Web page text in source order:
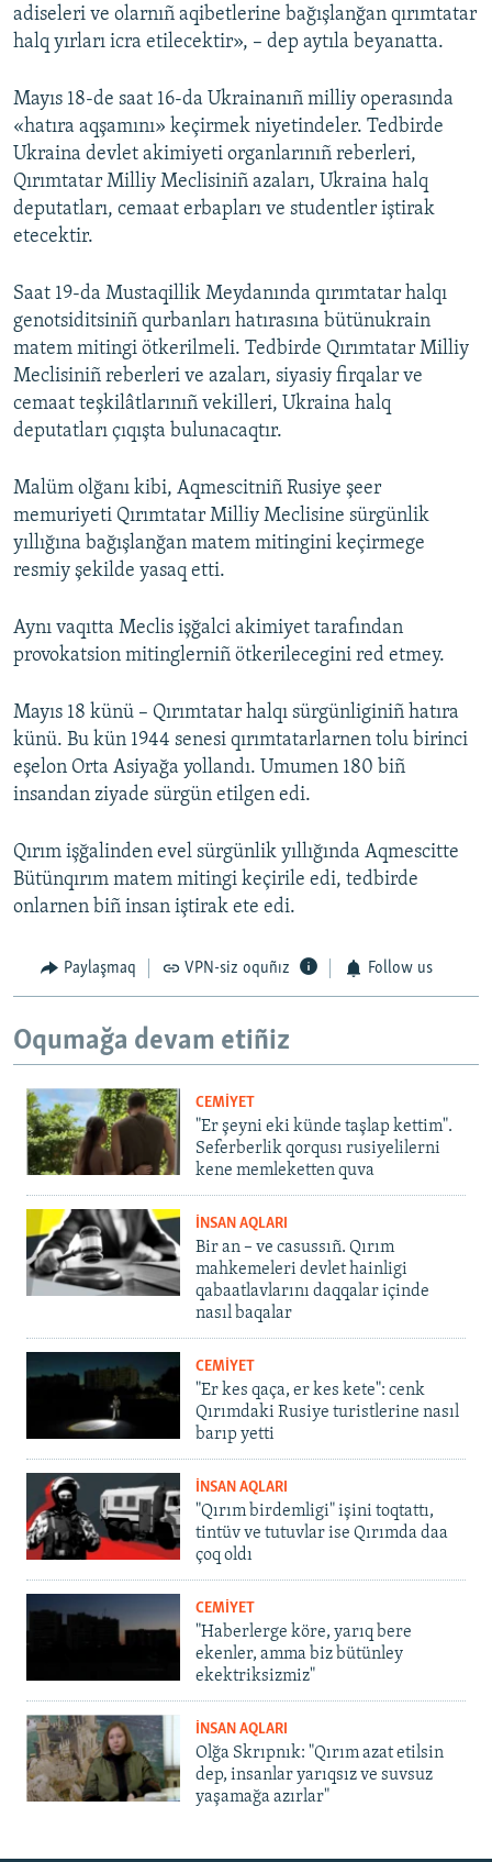
adiseleri ve olarnıñ aqibetlerine bağışlanğan qırımtatar
halq yırları icra etilecektir», – dep aytıla beyanatta.
Mayıs 18-de saat 16-da Ukrainanıñ milliy operasında
«hatıra aqşamını» keçirmek niyetindeler. Tedbirde
Ukraina devlet akimiyeti organlarınıñ reberleri,
Qırımtatar Milliy Meclisiniñ azaları, Ukraina halq
deputatları, cemaat erbapları ve studentler iştirak
etecektir.
Saat 19-da Mustaqillik Meydanında qırımtatar halqı
genotsiditsiniñ qurbanları hatırasına bütünukrain
matem mitingi ötkerilmeli. Tedbirde Qırımtatar Milliy
Meclisiniñ reberleri ve azaları, siyasiy firqalar ve
cemaat teşkilâtlarınıñ vekilleri, Ukraina halq
deputatları çıqışta bulunacaqtır.
Malüm olğanı kibi, Aqmescitniñ Rusiye şeer
memuriyeti Qırımtatar Milliy Meclisine sürgünlik
yıllığına bağışlanğan matem mitingini keçirmege
resmiy şekilde yasaq etti.
Aynı vaqıtta Meclis işğalci akimiyet tarafından
provokatsion mitinglerniñ ötkerilecegini red etmey.
Mayıs 18 künü – Qırımtatar halqı sürgünliginiñ hatıra
künü. Bu kün 1944 senesi qırımtatarlarnen tolu birinci
eşelon Orta Asiyağa yollandı. Umumen 180 biñ
insandan ziyade sürgün etilgen edi.
Qırım işğalinden evel sürgünlik yıllığında Aqmescitte
Bütünqırım matem mitingi keçirile edi, tedbirde
onlarnen biñ insan iştirak ete edi.
Paylaşmaq VPN-siz oquñız Follow us
Oqumağa devam etiñiz
CEMİYET
"Er şeyni eki künde taşlap kettim".
Seferberlik qorqusı rusiyelilerni
kene memleketten quva
İNSAN AQLARI
Bir an – ve casussıñ. Qırım
mahkemeleri devlet hainligi
qabaatlavlarını daqqalar içinde
nasıl baqalar
CEMİYET
"Er kes qaça, er kes kete": cenk
Qırımdaki Rusiye turistlerine nasıl
barıp yetti
İNSAN AQLARI
"Qırım birdemligi" işini toqtattı,
tintüv ve tutuvlar ise Qırımda daa
çoq oldı
CEMİYET
"Haberlerge köre, yarıq bere
ekenler, amma biz bütünley
ekektriksizmiz"
İNSAN AQLARI
Olğa Skrıpnık: "Qırım azat etilsin
dep, insanlar yarıqsız ve suvsuz
yaşamağa azırlar"